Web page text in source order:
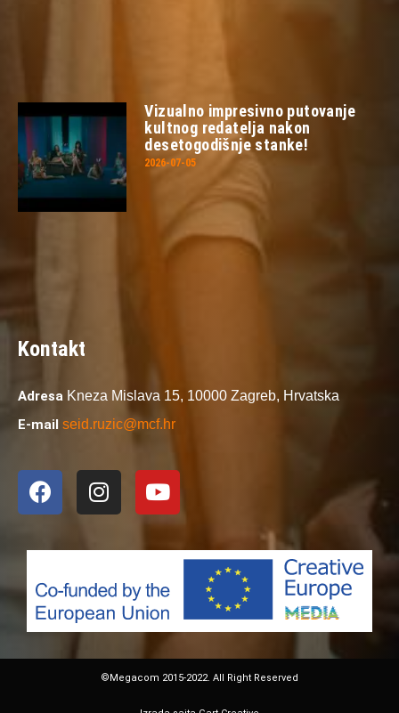
Vizualno impresivno putovanje
kultnog redatelja nakon
desetogodišnje stanke!
2026-07-05
Kontakt
Adresa Kneza Mislava 15, 10000 Zagreb, Hrvatska
E-mail seid.ruzic@mcf.hr
©Megacom 2015-2022. All Right Reserved